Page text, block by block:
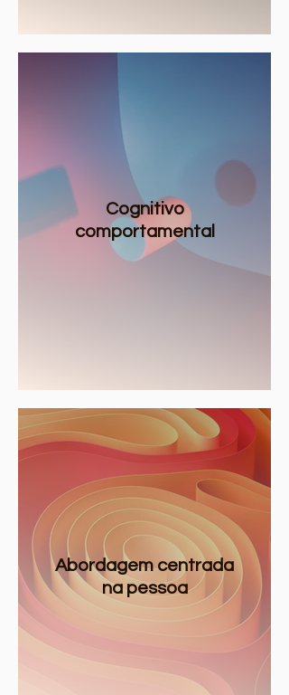
Cognitivo
comportamental
Abordagem centrada
na pessoa